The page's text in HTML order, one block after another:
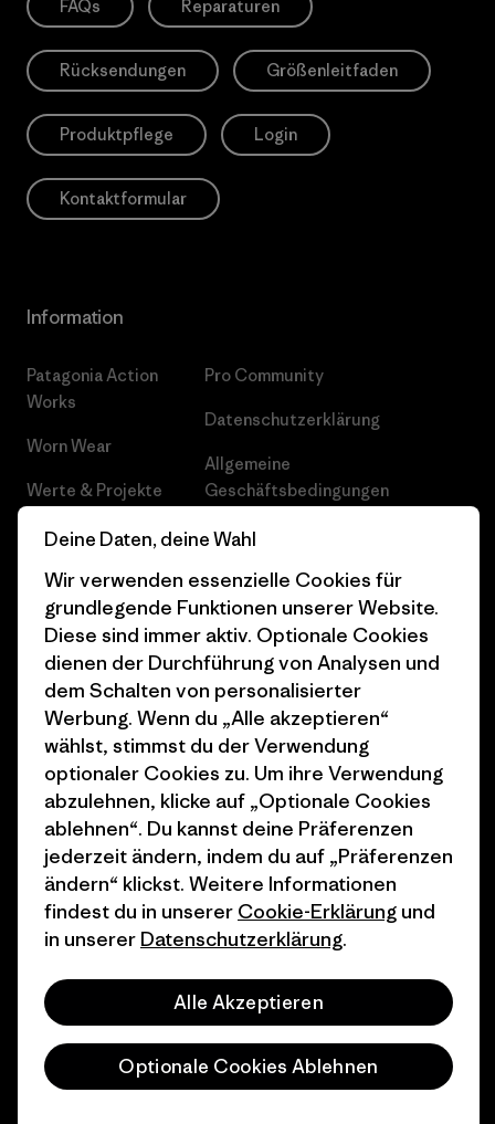
FAQs Reparaturen
Rücksendungen Größenleitfaden
Produktpflege Login
Kontaktformular
Information
Patagonia Action
Works
Worn Wear
Werte & Projekte
Progress Report
Business Unusual
Klimaziele
1% For The Planet
Wie wir finanzieren
Geschenkgutscheine
Stores in deiner Nähe
Pro Community
Datenschutzerklärung
Allgemeine
Geschäftsbedingungen
Cookie Einstellungen
Karriere
Pressekontakt
Industry program
Affiliate-Programm
Patagonia Schweiz
Seitenverzeichnis
© 2026 Patagonia, Inc. All Rights Reserved.
Deine Daten, deine Wahl
Wir verwenden essenzielle Cookies für
grundlegende Funktionen unserer Website.
Diese sind immer aktiv. Optionale Cookies
dienen der Durchführung von Analysen und
dem Schalten von personalisierter
Werbung. Wenn du „Alle akzeptieren“
wählst, stimmst du der Verwendung
optionaler Cookies zu. Um ihre Verwendung
abzulehnen, klicke auf „Optionale Cookies
ablehnen“. Du kannst deine Präferenzen
jederzeit ändern, indem du auf „Präferenzen
ändern“ klickst. Weitere Informationen
findest du in unserer Cookie-Erklärung und
in unserer Datenschutzerklärung.
Alle Akzeptieren
Optionale Cookies Ablehnen